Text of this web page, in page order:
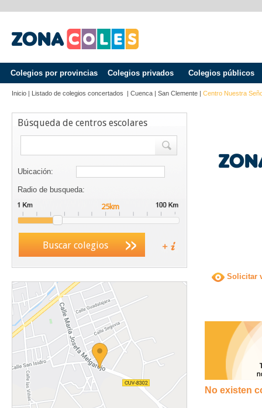
Colegios por provincias Colegios privados Colegios públicos
Inicio | Listado de colegios concertados | Cuenca | San Clemente | Centro Nuestra
Búsqueda de centros escolares
Ubicación:
Radio de busqueda:
Buscar colegios
Solicitar
No existen